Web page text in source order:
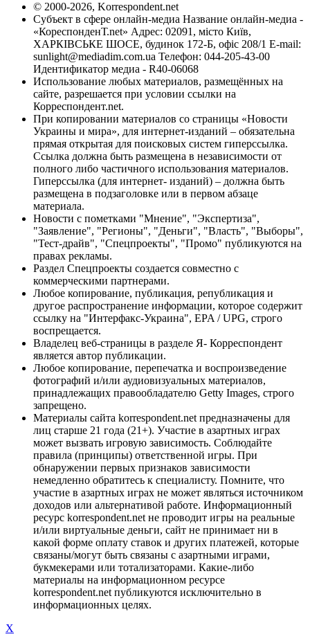
© 2000-2026, Korrespondent.net
Субъект в сфере онлайн-медиа Название онлайн-медиа -
«КореспонденТ.net» Адрес: 02091, місто Київ,
ХАРКІВСЬКЕ ШОСЕ, будинок 172-Б, офіс 208/1 E-mail:
sunlight@mediadim.com.ua Телефон: 044-205-43-00
Идентификатор медиа - R40-06068
Использование любых материалов, размещённых на
сайте, разрешается при условии ссылки на
Корреспондент.net.
При копировании материалов со страницы «Новости
Украины и мира», для интернет-изданий – обязательна
прямая открытая для поисковых систем гиперссылка.
Ссылка должна быть размещена в независимости от
полного либо частичного использования материалов.
Гиперссылка (для интернет- изданий) – должна быть
размещена в подзаголовке или в первом абзаце
материала.
Новости с пометками "Мнение", "Экспертиза",
"Заявление", "Регионы", "Деньги", "Власть", "Выборы",
"Тест-драйв", "Спецпроекты", "Промо" публикуются на
правах рекламы.
Раздел Спецпроекты создается совместно с
коммерческими партнерами.
Любое копирование, публикация, републикация и
другое распространение информации, которое содержит
ссылку на "Интерфакс-Украина", EPA / UPG, строго
воспрещается.
Владелец веб-страницы в разделе Я- Корреспондент
является автор публикации.
Любое копирование, перепечатка и воспроизведение
фотографий и/или аудиовизуальных материалов,
принадлежащих правообладателю Getty Images, строго
запрещено.
Материалы сайта korrespondent.net предназначены для
лиц старше 21 года (21+). Участие в азартных играх
может вызвать игровую зависимость. Соблюдайте
правила (принципы) ответственной игры. При
обнаружении первых признаков зависимости
немедленно обратитесь к специалисту. Помните, что
участие в азартных играх не может являться источником
доходов или альтернативой работе. Информационный
ресурс korrespondent.net не проводит игры на реальные
и/или виртуальные деньги, сайт не принимает ни в
какой форме оплату ставок и других платежей, которые
связаны/могут быть связаны с азартными играми,
букмекерами или тотализаторами. Какие-либо
материалы на информационном ресурсе
korrespondent.net публикуются исключительно в
информационных целях.
X